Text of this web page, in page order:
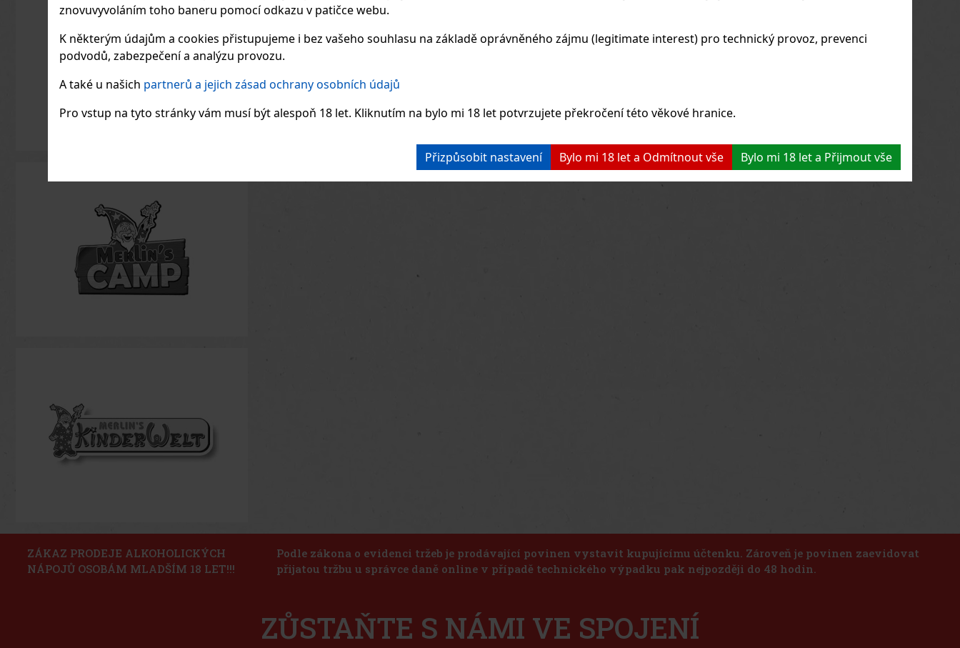
znovuvyvoláním toho baneru pomocí odkazu v patičce webu.
K některým údajům a cookies přistupujeme i bez vašeho souhlasu na základě oprávněného zájmu (legitimate interest) pro technický provoz, prevenci
podvodů, zabezpečení a analýzu provozu.
A také u našich partnerů a jejich zásad ochrany osobních údajů
Pro vstup na tyto stránky vám musí být alespoň 18 let. Kliknutím na bylo mi 18 let potvrzujete překročení této věkové hranice.
Přizpůsobit nastavení Bylo mi 18 let a Odmítnout vše Bylo mi 18 let a Přijmout vše
ZÁKAZ PRODEJE ALKOHOLICKÝCH
NÁPOJŮ OSOBÁM MLADŠÍM 18 LET!!!
Podle zákona o evidenci tržeb je prodávající povinen vystavit kupujícímu účtenku. Zároveň je povinen zaevidovat
přijatou tržbu u správce daně online v případě technického výpadku pak nejpozději do 48 hodin.
ZŮSTAŇTE S NÁMI VE SPOJENÍ